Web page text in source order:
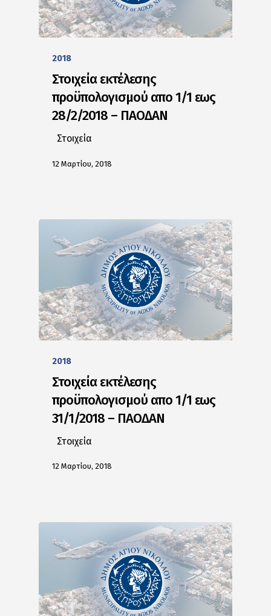
2018
Στοιχεία εκτέλεσης
προϋπολογισμού απο 1/1 εως
28/2/2018 – ΠΑΟΔΑΝ
Στοιχεία
12 Μαρτίου, 2018
2018
Στοιχεία εκτέλεσης
προϋπολογισμού απο 1/1 εως
31/1/2018 – ΠΑΟΔΑΝ
Στοιχεία
12 Μαρτίου, 2018